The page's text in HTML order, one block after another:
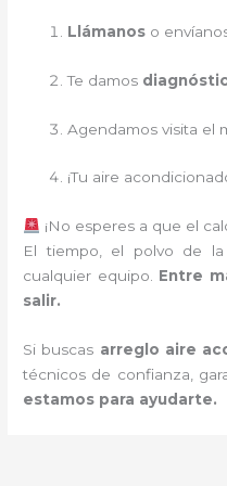
Llámanos o
Te damos
Agendamos visita el
¡Tu aire
¡No esperes a que el
El tiempo, el polvo de
cualquier equipo. Entre
salir.
Si buscas arreglo aire
técnicos de confianza,
estamos para ayudarte.